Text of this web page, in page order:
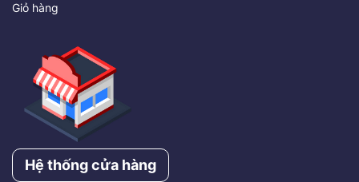
Giỏ hàng
Hệ thống cửa hàng